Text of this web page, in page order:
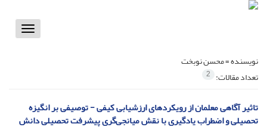
Toggle
نویسنده =محسن نوبخت
تعداد مقالات: 2
تاثیر آگاهی معلمان از رویکردهای ارزشیابی کیفی - توصیفی بر انگیزه
تحصیلی و اضطراب یادگیری با نقش میانجی‌گری پیشرفت تحصیلی دانش